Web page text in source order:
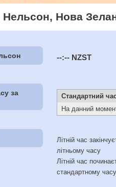
Нова
--:-- NZST
за
Стандартний
На данний
Літній час
літньому часу
Літній час
стандартному часу